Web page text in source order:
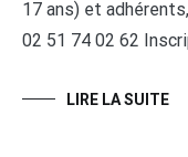
17 ans) et
02 51 74 02 62
LIRE LA SUITE